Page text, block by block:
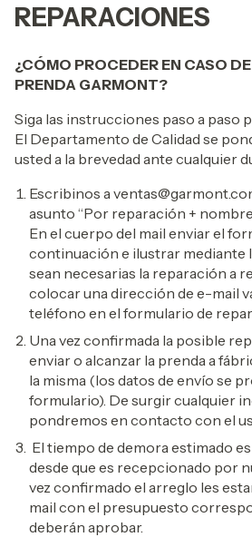
REPARACIONES
¿CÓMO PROCEDER EN CASO
PRENDA GARMONT?
Siga las instrucciones paso a paso
El Departamento de Calidad se
usted a la brevedad ante cualquier
Escribinos a
asunto “Por reparación + nombre
En el cuerpo del mail enviar el
continuación e ilustrar mediante
sean necesarias la reparación a
colocar una dirección de e-mail
teléfono en el formulario de
Una vez confirmada la posible
enviar o alcanzar la prenda a
la misma (los datos de envío se
formulario). De surgir cualquier
pondremos en contacto con el
El tiempo de demora estimado es
desde que es recepcionado por
vez confirmado el arreglo les
mail con el presupuesto
deberán aprobar.